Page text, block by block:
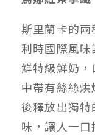
斯里蘭卡的
利時國際風
鮮特級鮮奶
中帶有絲絲
後釋放出獨
味，讓人一